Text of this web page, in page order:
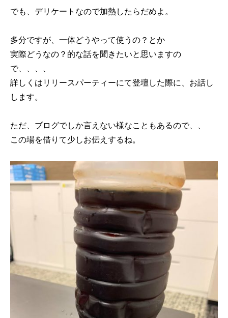
でも、デリケートなので加熱したらだめよ。
多分ですが、一体どうやって使うの？とか
実際どうなの？的な話を聞きたいと思いますの
で、、、、
詳しくはリリースパーティーにて登壇した際に、お話し
します。
ただ、ブログでしか言えない様なこともあるので、、
この場を借りて少しお伝えするね。